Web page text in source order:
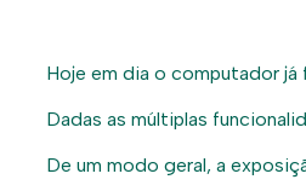
Hoje em dia o computador já
Dadas as múltiplas
De um modo geral, a